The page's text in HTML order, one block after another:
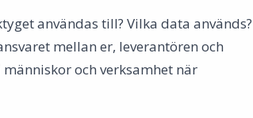
användas till? Vilka data används?
mellan er, leverantören och
och verksamhet när